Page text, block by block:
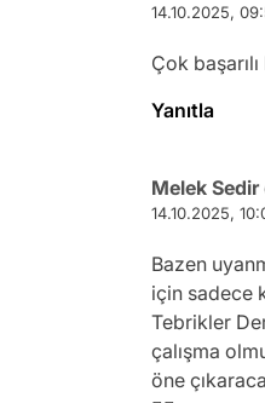
14.10.2025,
Çok
Yanıtla
Melek Sedir
14.10.2025,
Bazen
için sadece
Tebrikler
çalışma
öne